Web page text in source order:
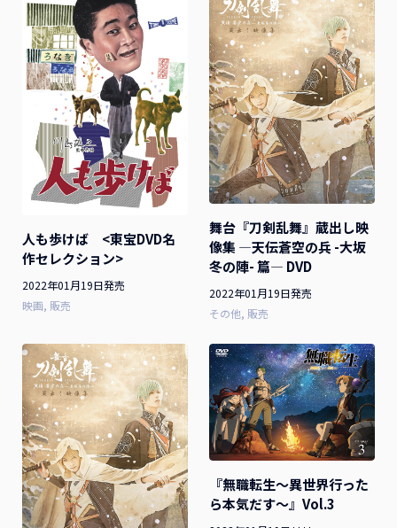
人も歩けば <東宝DVD名
作セレクション>
2022年01月19日発売
映画 販売
舞台『刀剣乱舞』蔵出し映
像集 ―天伝蒼空の兵 -大坂
冬の陣- 篇― DVD
2022年01月19日発売
その他 販売
『無職転生～異世界行った
ら本気だす～』Vol.3